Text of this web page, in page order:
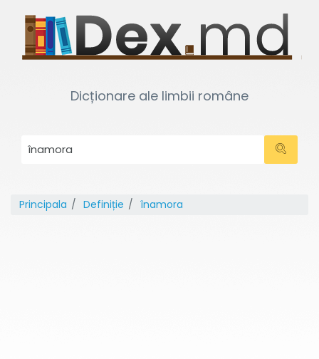
Dicționare ale limbii române
Principala Definiție înamora